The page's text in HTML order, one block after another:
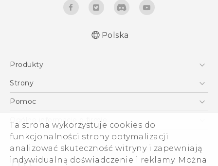
Ta strona wykorzystuje cookies do
funkcjonalności strony optymalizacji
analizować skuteczność witryny i zapewniają
indywidualną doświadczenie i reklamy. Można
Polish - Wytyczne dotyczące bezpieczeństwa i
English - User manual
English - Safety and regulatory guide
Polska
Produkty
Smartfony
VIVE
Akcesoria
Strony
HTC Vive
Pomoc
Pomoc E-commerce
Ogólne informacje o firmie
ESG
Informacje o firmie